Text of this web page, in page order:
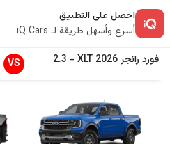
احصل على التطبيق
أسرع وأسهل طريقة لـ iQ Cars
فورد رانجر2026
XLT
-
2.3
VS